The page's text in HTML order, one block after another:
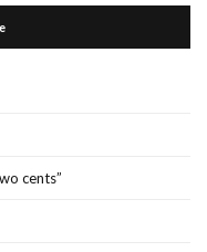
cents”